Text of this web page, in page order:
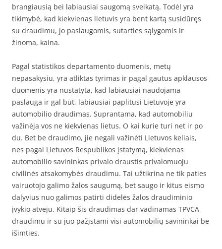
brangiausią bei labiausiai saugomą sveikatą. Todėl yra
tikimybė, kad kiekvienas lietuvis yra bent kartą susidūręs
su draudimu, jo paslaugomis, sutarties sąlygomis ir
žinoma, kaina.
Pagal statistikos departamento duomenis, metų
nepasakysiu, yra atliktas tyrimas ir pagal gautus apklausos
duomenis yra nustatyta, kad labiausiai naudojama
paslauga ir gal būt, labiausiai paplitusi Lietuvoje yra
automobilio draudimas. Suprantama, kad automobiliu
važinėja vos ne kiekvienas lietus. O kai kurie turi net ir po
du. Bet be draudimo, jie negali važinėti Lietuvos keliais,
nes pagal Lietuvos Respublikos įstatymą, kiekvienas
automobilio savininkas privalo draustis privalomuoju
civilinės atsakomybės draudimu. Tai užtikrina ne tik paties
vairuotojo galimo žalos saugumą, bet saugo ir kitus eismo
dalyvius nuo galimos patirti didelės žalos draudiminio
įvykio atveju. Kitaip šis draudimas dar vadinamas TPVCA
draudimu ir su juo pažįstami visi automobilių savininkai be
išimties.